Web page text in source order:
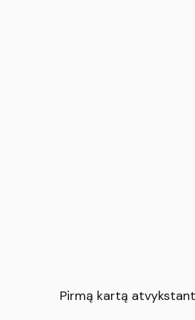
Pirmą kartą